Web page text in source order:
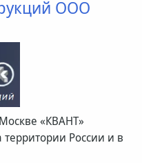
ООО
«КВАНТ»
территории России и в